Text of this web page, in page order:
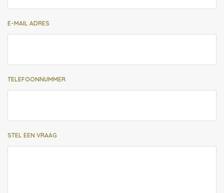
E-MAIL ADRES
TELEFOONNUMMER
STEL EEN VRAAG